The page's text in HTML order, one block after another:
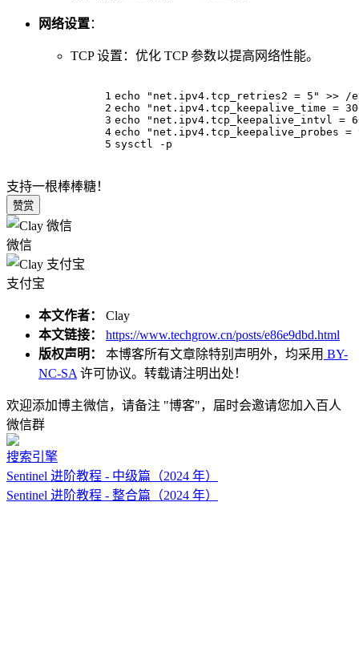
网络设置：
TCP 设置：优化 TCP 参数以提高网络性能。
1
2
3
4
5
echo "net.ipv4.tcp_retries2 = 5"
>> /
echo
"net.ipv4.tcp_keepalive_time =
echo
"net.ipv4.tcp_keepalive_intvl =
echo
"net.ipv4.tcp_keepalive_probes =
sysctl -p
支持一根棒棒糖！
赞赏
微信
支付宝
本文作者：
Clay
本文链接：
https://www.techgrow.cn/posts/e86e9dbd.html
版权声明：
本博客所有文章除特别声明外，均采用 BY-
NC-SA 许可协议。转载请注明出处！
欢迎添加博主微信，请备注 "博客"，届时会邀请您加入百人
微信群
搜索引擎
Sentinel 进阶教程 - 中级篇（2024 年）
Sentinel 进阶教程 - 整合篇（2024 年）